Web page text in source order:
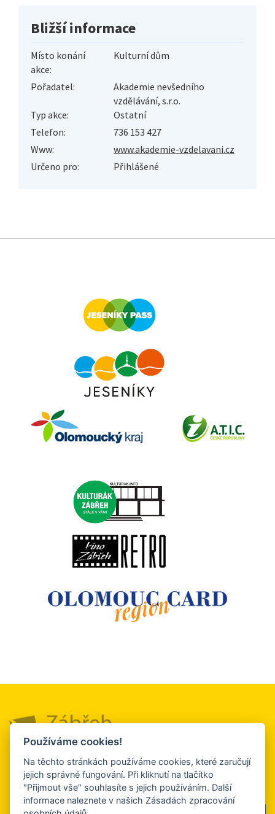
Bližší informace
Místo konání
akce:
Kulturní dům
Pořadatel:
Akademie nevšedního
vzdělávání, s.r.o.
Typ akce:
Ostatní
Telefon:
736 153 427
Www:
www.akademie-vzdelavani.cz
Určeno pro:
Přihlášené
Město a okolí
Kultura, sport a
relaxace
Služby a firmy
Ubytování a
stravování
Turistický
servis
Kontakt
Používáme cookies!
Na těchto stránkách používáme cookies, které zaručují
jejich správné fungování. Při kliknutí na tlačítko
"Přijmout vše" souhlasíte s jejich používáním. Další
informace naleznete v našich Zásadách zpracování